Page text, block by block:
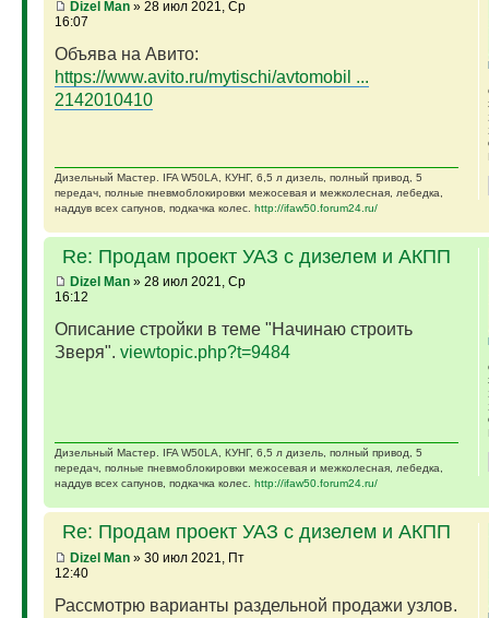
Dizel Man» 28 июл 2021, Ср
16:07
Объява на Авито:
https://www.avito.ru/mytischi/avtomobil ...
2142010410
Дизельный Мастер. IFA W50LA, КУНГ, 6,5 л дизель, полный привод, 5
передач, полные пневмоблокировки межосевая и межколесная, лебедка,
наддув всех сапунов, подкачка колес. http://ifaw50.forum24.ru/
Re: Продам проект УАЗ с дизелем и АКПП
Dizel Man» 28 июл 2021, Ср
16:12
Описание стройки в теме "Начинаю строить
Зверя". viewtopic.php?t=9484
Дизельный Мастер. IFA W50LA, КУНГ, 6,5 л дизель, полный привод, 5
передач, полные пневмоблокировки межосевая и межколесная, лебедка,
наддув всех сапунов, подкачка колес. http://ifaw50.forum24.ru/
Re: Продам проект УАЗ с дизелем и АКПП
Dizel Man» 30 июл 2021, Пт
12:40
Рассмотрю варианты раздельной продажи узлов.